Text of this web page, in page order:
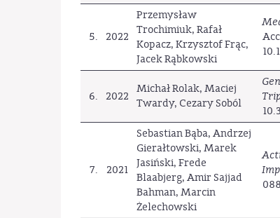
5. 2022
Przemysław
Trochimiuk, Rafał
Kopacz, Krzysztof Frąc,
Jacek Rąbkowski
6. 2022
Michał Rolak, Maciej
Twardy, Cezary Soból
7. 2021
Sebastian Bąba, Andrzej
Gierałtowski, Marek
Jasiński, Frede
Blaabjerg, Amir Sajjad
Bahman, Marcin
Żelechowski